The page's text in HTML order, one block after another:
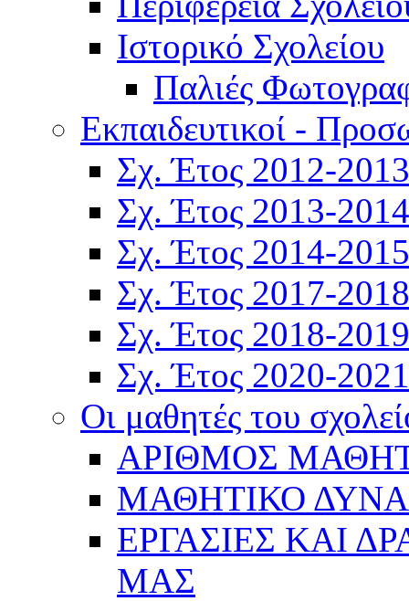
Ιστορικό Σχολείου
Παλιές
Εκπαιδευτικοί -
Σχ. Έτος 2012-2013
Σχ. Έτος 2013-2014
Σχ. Έτος 2014-2015
Σχ. Έτος 2017-2018
Σχ. Έτος 2018-2019
Σχ. Έτος 2020-2021
Οι μαθητές του
ΑΡΙΘΜΟΣ
ΜΑΘΗΤΙΚΟ
ΕΡΓΑΣΙΕΣ ΚΑΙ
ΜΑΣ